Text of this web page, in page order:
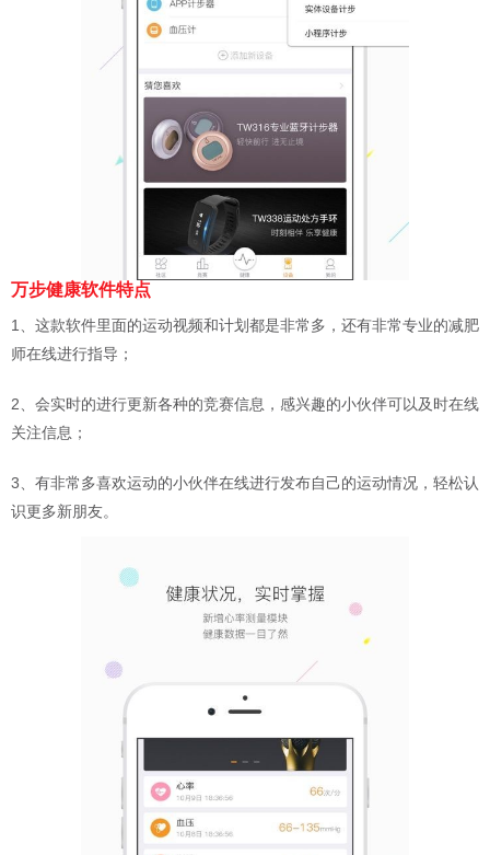
万步健康软件特点
1、这款软件里面的运动视频和计划都是非常多，还有非常专业的减肥
师在线进行指导；
2、会实时的进行更新各种的竞赛信息，感兴趣的小伙伴可以及时在线
关注信息；
3、有非常多喜欢运动的小伙伴在线进行发布自己的运动情况，轻松认
识更多新朋友。